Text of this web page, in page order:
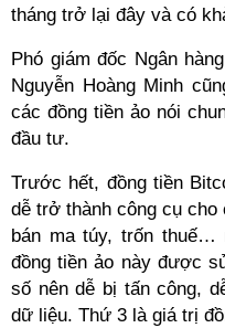
tháng trở lại đây và có
Phó giám đốc Ngân
Nguyễn Hoàng Minh
các đồng tiền ảo nói
đầu tư.
Trước hết, đồng tiền
dễ trở thành công cụ
bán ma túy, trốn
đồng tiền ảo này được
số nên dễ bị tấn công,
dữ liệu. Thứ 3 là giá trị